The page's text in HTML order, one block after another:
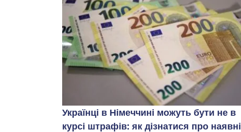
Українці в Німеччині можуть бути не в
курсі штрафів: як дізнатися про наявні